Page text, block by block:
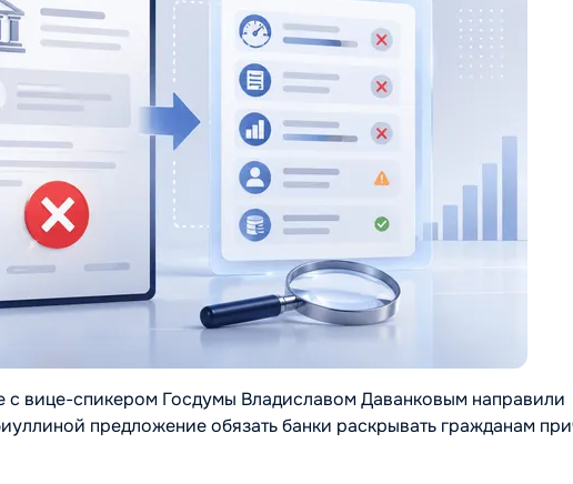
вице-спикером Госдумы Владиславом Даванковым направили
предложение обязать банки раскрывать гражданам